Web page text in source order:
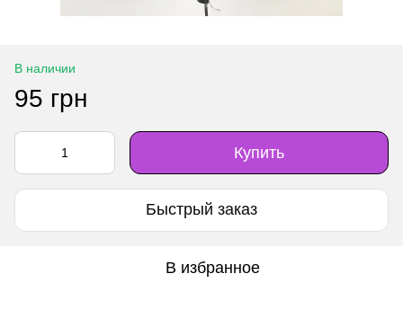
В наличии
95 грн
Купить
Быстрый заказ
В избранное